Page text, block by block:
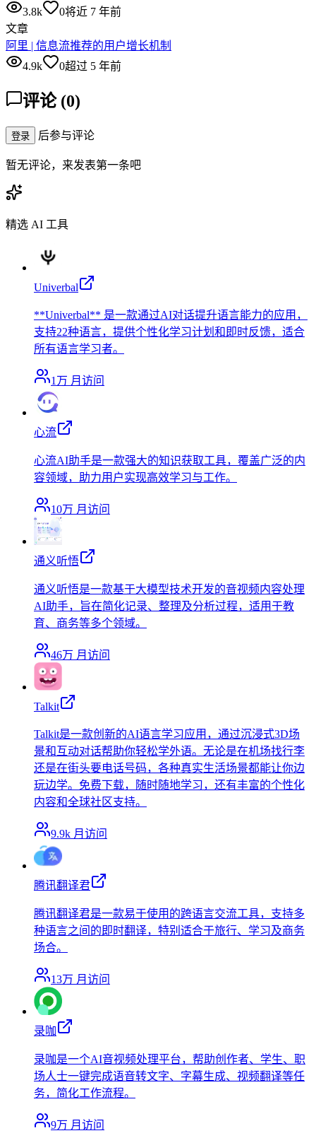
3.8k
0将近 7 年前
文章
阿里 | 信息流推荐的用户增长机制
4.9k
0超过 5 年前
评论 (0)
登录 后参与评论
暂无评论，来发表第一条吧
精选 AI 工具
Univerbal
**Univerbal** 是一款通过AI对话提升语言能力的应用，
支持22种语言，提供个性化学习计划和即时反馈，适合
所有语言学习者。
1万 月访问
心流
心流AI助手是一款强大的知识获取工具，覆盖广泛的内
容领域，助力用户实现高效学习与工作。
10万 月访问
通义听悟
通义听悟是一款基于大模型技术开发的音视频内容处理
AI助手，旨在简化记录、整理及分析过程，适用于教
育、商务等多个领域。
46万 月访问
Talkit
Talkit是一款创新的AI语言学习应用，通过沉浸式3D场
景和互动对话帮助你轻松学外语。无论是在机场找行李
还是在街头要电话号码，各种真实生活场景都能让你边
玩边学。免费下载，随时随地学习，还有丰富的个性化
内容和全球社区支持。
9.9k 月访问
腾讯翻译君
腾讯翻译君是一款易于使用的跨语言交流工具，支持多
种语言之间的即时翻译，特别适合于旅行、学习及商务
场合。
13万 月访问
录咖
录咖是一个AI音视频处理平台，帮助创作者、学生、职
场人士一键完成语音转文字、字幕生成、视频翻译等任
务，简化工作流程。
9万 月访问